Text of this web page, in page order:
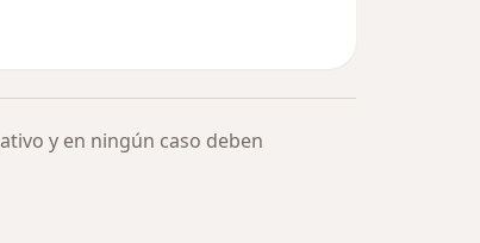
y en ningún caso deben